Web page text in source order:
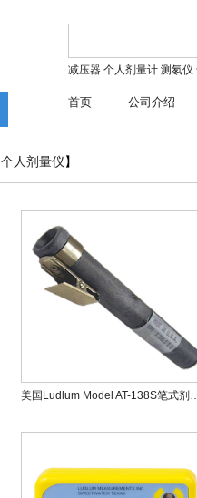
减压器 个人剂量计 测氡仪
首页 公司介绍
个人剂量仪 】
美国Ludlum